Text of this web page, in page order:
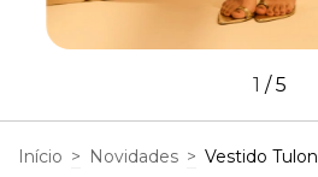
1 /5
Início > Novidades > Vestido Tulon